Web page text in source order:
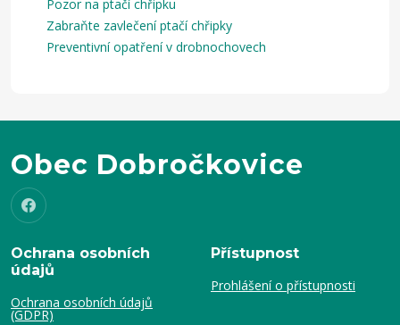
Pozor na ptačí chřipku
Zabraňte zavlečení ptačí chřipky
Preventivní opatření v drobnochovech
Obec Dobročkovice
Ochrana osobních
údajů
Ochrana osobních údajů
(GDPR)
Přístupnost
Prohlášení o přístupnosti